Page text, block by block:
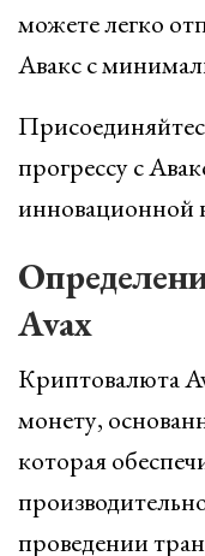
можете легко
Авакс с
прогрессу с
инновационной
Avax
Криптовалюта
монету,
которая
проведении